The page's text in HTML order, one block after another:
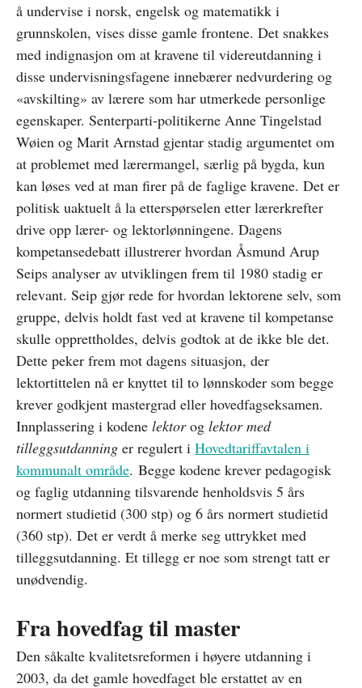
å undervise i norsk, engelsk og matematikk i
grunnskolen, vises disse gamle frontene. Det snakkes
med indignasjon om at kravene til videreutdanning i
disse undervisningsfagene innebærer nedvurdering og
«avskilting» av lærere som har utmerkede personlige
egenskaper. Senterparti-politikerne Anne Tingelstad
Wøien og Marit Arnstad gjentar stadig argumentet om
at problemet med lærermangel, særlig på bygda, kun
kan løses ved at man firer på de faglige kravene. Det er
politisk uaktuelt å la etterspørselen etter lærerkrefter
drive opp lærer- og lektorlønningene. Dagens
kompetansedebatt illustrerer hvordan Åsmund Arup
Seips analyser av utviklingen frem til 1980 stadig er
relevant. Seip gjør rede for hvordan lektorene selv, som
gruppe, delvis holdt fast ved at kravene til kompetanse
skulle opprettholdes, delvis godtok at de ikke ble det.
Dette peker frem mot dagens situasjon, der
lektortittelen nå er knyttet til to lønnskoder som begge
krever godkjent mastergrad eller hovedfagseksamen.
Innplassering i kodene lektorog lektor med
tilleggsutdanning er regulert i Hovedtariffavtalen i
kommunalt område. Begge kodene krever pedagogisk
og faglig utdanning tilsvarende henholdsvis 5 års
normert studietid (300 stp) og 6 års normert studietid
(360 stp). Det er verdt å merke seg uttrykket med
tilleggsutdanning. Et tillegg er noe som strengt tatt er
unødvendig.
Fra hovedfag til master
Den såkalte kvalitetsreformen i høyere utdanning i
2003, da det gamle hovedfaget ble erstattet av en